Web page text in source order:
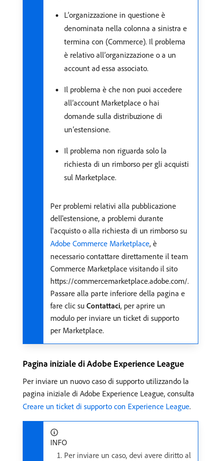
L’organizzazione in questione è
denominata nella colonna a sinistra e
termina con (Commerce). Il problema
è relativo all’organizzazione o a un
account ad essa associato.
Il problema è che non puoi accedere
all’account Marketplace o hai
domande sulla distribuzione di
un’estensione.
Il problema non riguarda solo la
richiesta di un rimborso per gli acquisti
sul Marketplace.
Per problemi relativi alla pubblicazione
dell'estensione, a problemi durante
l'acquisto o alla richiesta di un rimborso su
Adobe Commerce Marketplace, è
necessario contattare direttamente il team
Commerce Marketplace visitando il sito
https://commercemarketplace.adobe.com/.
Passare alla parte inferiore della pagina e
fare clic su Contattaci, per aprire un
modulo per inviare un ticket di supporto
per Marketplace.
Pagina iniziale di Adobe Experience League
Per inviare un nuovo caso di supporto utilizzando la
pagina iniziale di Adobe Experience League, consulta
Creare un ticket di supporto con Experience League.
INFO
Per inviare un caso, devi avere diritto al